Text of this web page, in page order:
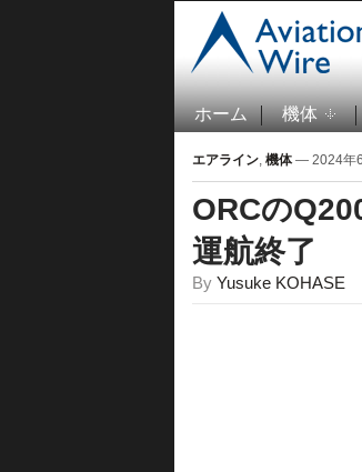
ホーム 機体
エアライン, 機体— 2024年6
ORCの
運航終了
By Yusuke KOHASE